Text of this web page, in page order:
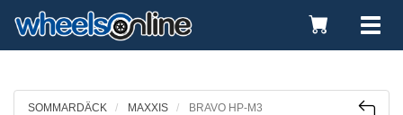
Toggle
Cart
SOMMARDÄCK MAXXIS BRAVO HP-M3